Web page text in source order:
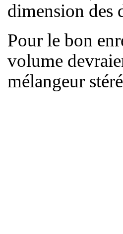
dimension des
Pour le bon
volume
mélangeur